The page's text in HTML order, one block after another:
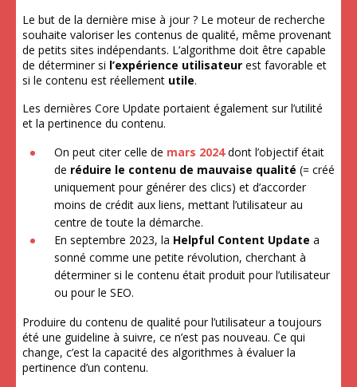
Le but de la dernière mise à jour ? Le moteur de recherche
souhaite valoriser les contenus de qualité, même provenant
de petits sites indépendants. L’algorithme doit être capable
de déterminer si l’expérience utilisateur est favorable et
si le contenu est réellement utile.
Les dernières Core Update portaient également sur l’utilité
et la pertinence du contenu.
On peut citer celle de mars 2024dont l’objectif était
de réduire le contenu de mauvaise qualité (= créé
uniquement pour générer des clics) et d’accorder
moins de crédit aux liens, mettant l’utilisateur au
centre de toute la démarche.
En septembre 2023, la Helpful Content Update a
sonné comme une petite révolution, cherchant à
déterminer si le contenu était produit pour l’utilisateur
ou pour le SEO.
Produire du contenu de qualité pour l’utilisateur a toujours
été une guideline à suivre, ce n’est pas nouveau. Ce qui
change, c’est la capacité des algorithmes à évaluer la
pertinence d’un contenu.